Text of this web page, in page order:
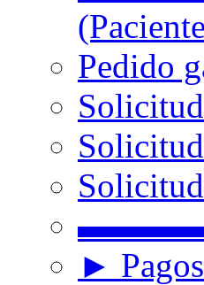
Pedido
►